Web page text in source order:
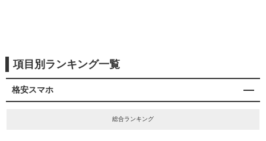
項目別ランキング一覧
格安スマホ
総合ランキング